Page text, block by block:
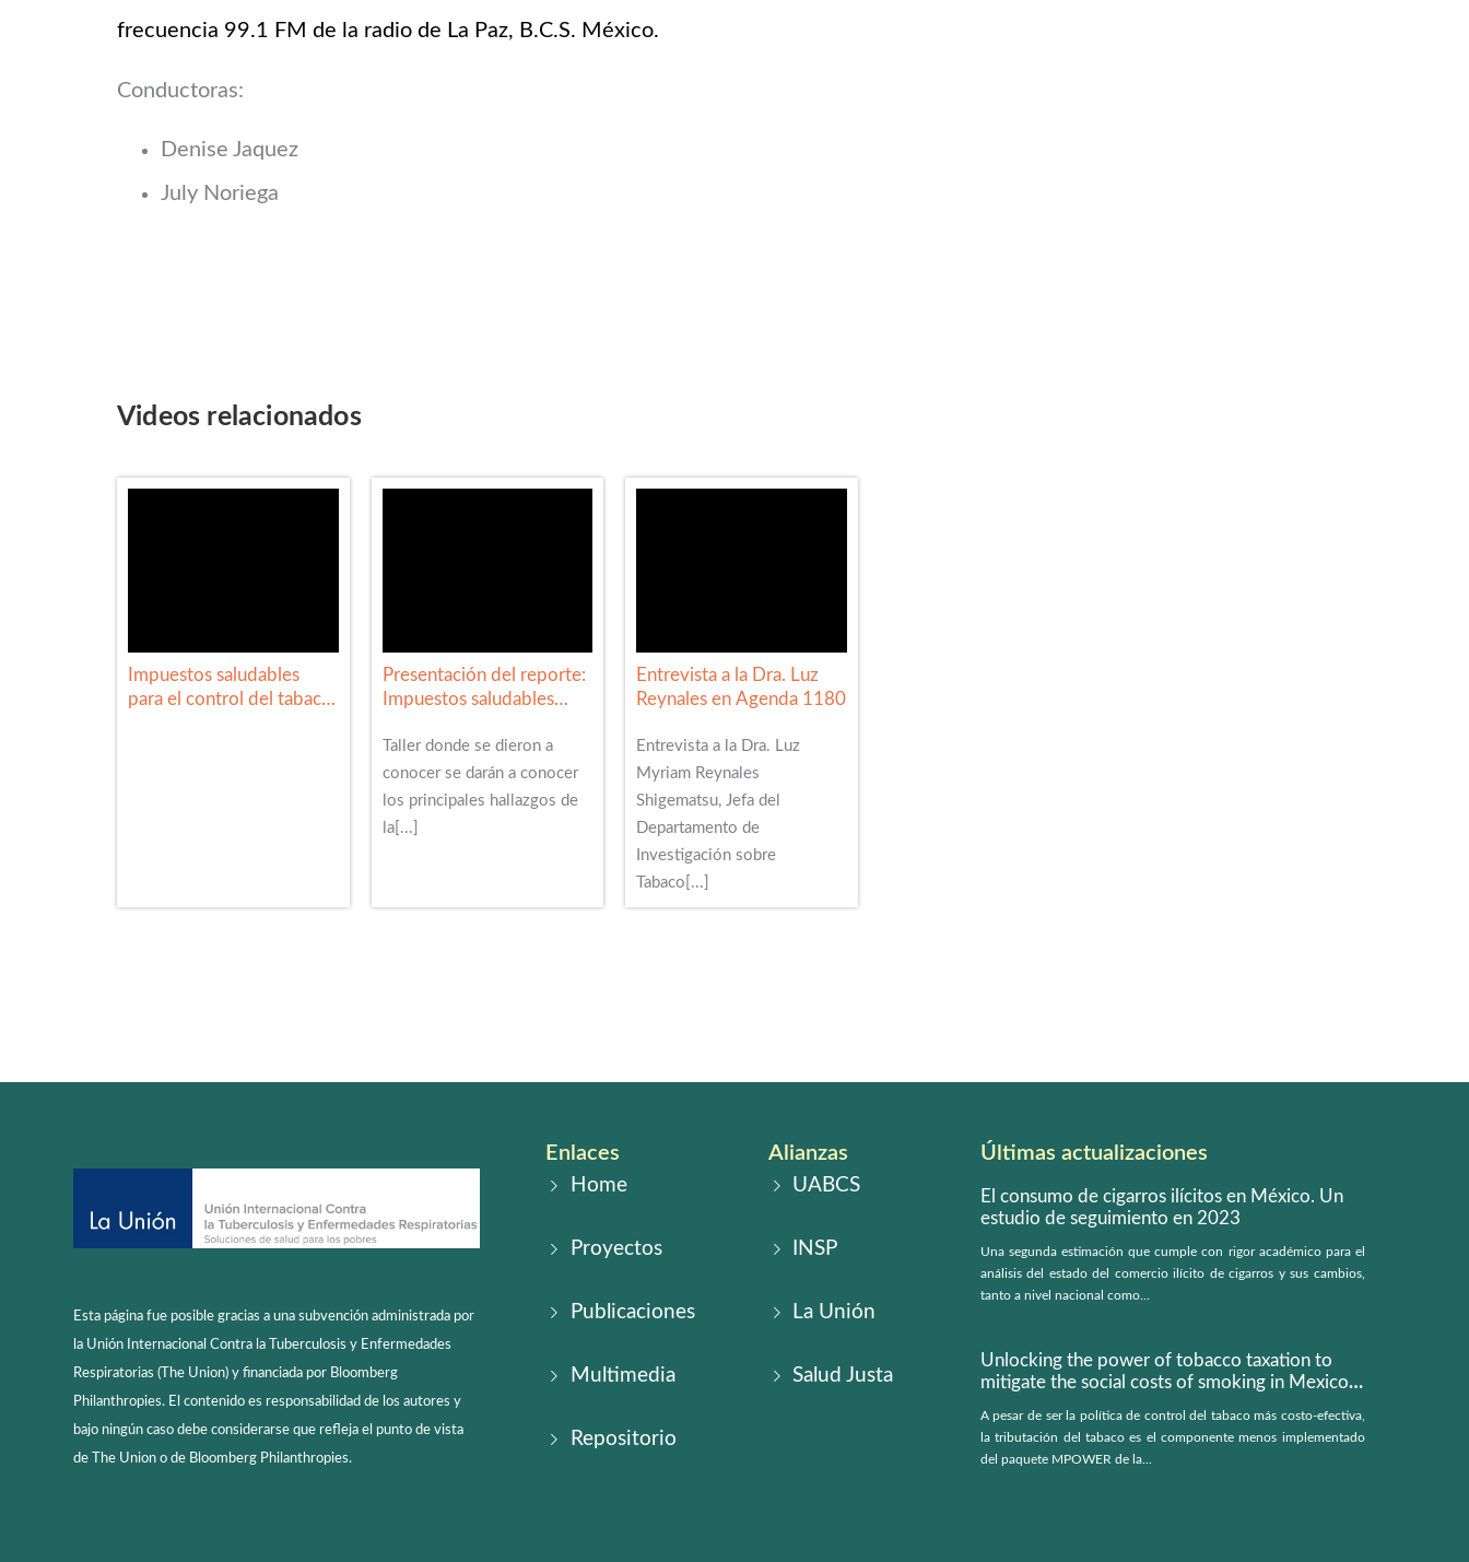
frecuencia 99.1 FM de la radio de La Paz, B.C.S. México.
Conductoras:
Denise Jaquez
July Noriega
Videos relacionados
Impuestos saludables
para el control del tabaco
Presentación del reporte:
Impuestos saludables
en México
Taller donde se dieron a
conocer se darán a conocer
los principales hallazgos de
la[...]
Entrevista a la Dra. Luz
Reynales en Agenda 1180
Entrevista a la Dra. Luz
Myriam Reynales
Shigematsu, Jefa del
Departamento de
Investigación sobre
Tabaco[...]
Esta página fue posible gracias a una subvención administrada por
la Unión Internacional Contra la Tuberculosis y Enfermedades
Respiratorias (The Union) y financiada por Bloomberg
Philanthropies. El contenido es responsabilidad de los autores y
bajo ningún caso debe considerarse que refleja el punto de vista
de The Union o de Bloomberg Philanthropies.
Enlaces
Home
Proyectos
Publicaciones
Multimedia
Repositorio
Alianzas
UABCS
INSP
La Unión
Salud Justa
Últimas actualizaciones
El consumo de cigarros ilícitos en México. Un
estudio de seguimiento en 2023
Una segunda estimación que cumple con rigor académico para el
análisis del estado del comercio ilícito de cigarros y sus cambios,
tanto a nivel nacional como...
Unlocking the power of tobacco taxation to
mitigate the social costs of smoking in Mexico:
A pesar de ser la política de control del tabaco más costo-efectiva,
la tributación del tabaco es el componente menos implementado
del paquete MPOWER de la...